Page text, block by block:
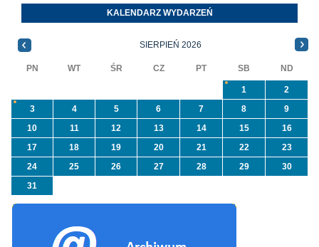
programu
priorytetowego
NFOŚiGW pn.
Orzeszkowej.
informacji ...
KALENDARZ WYDARZEŃ
SIERPIEŃ 2026
PN WT ŚR CZ PT SB ND
1
2
3
4 5 6 7 8
9
10
11 12 13 14 15
16
17
18 19 20 21 22
23
24
25 26 27 28 29
30
31